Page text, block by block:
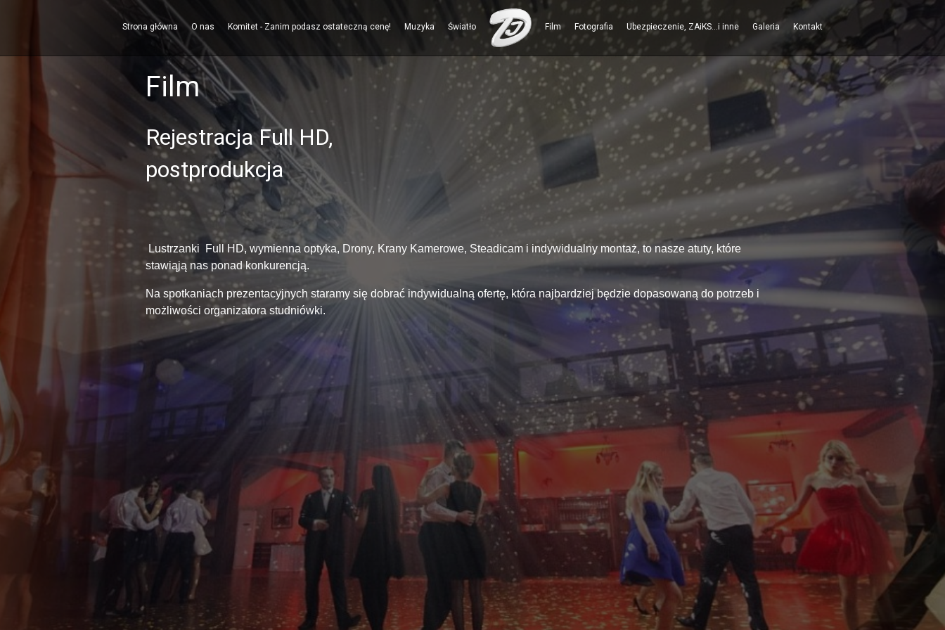
Strona główna O nas Komitet - Zanim podasz ostateczną cenę! Muzyka Światło Film Fotografia Ubezpieczenie, ZAiKS...i inne Galeria Kontakt
Film
Rejestracja Full HD,
postprodukcja
Lustrzanki Full HD, wymienna optyka, Drony, Krany Kamerowe, Steadicam i indywidualny montaż, to nasze atuty, które
stawiąją nas ponad konkurencją.
Na spotkaniach prezentacyjnych staramy się dobrać indywidualną ofertę, która najbardziej będzie dopasowaną do potrzeb i
możliwości organizatora studniówki.